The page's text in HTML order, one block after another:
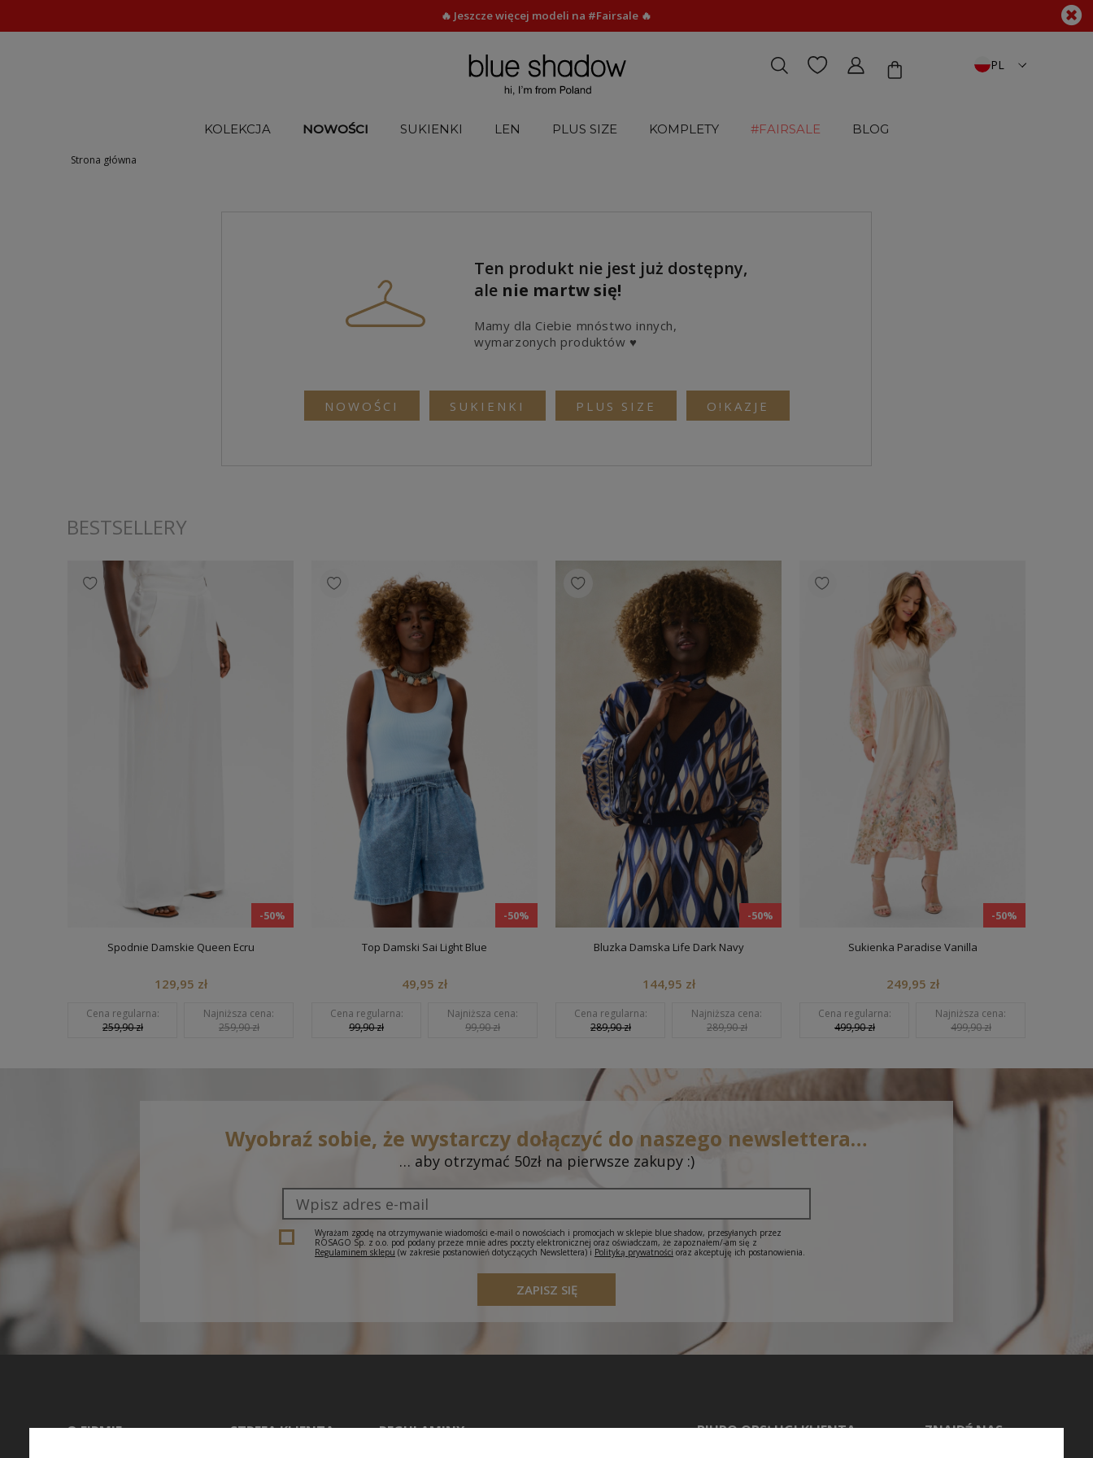
🔥 Jeszcze więcej modeli na #Fairsale 🔥
PL
KOLEKCJA NOWOŚCI SUKIENKI LEN PLUS SIZE KOMPLETY #FAIRSALE BLOG
Strona główna
Ten produkt nie jest już dostępny,
ale nie martw się!
Mamy dla Ciebie mnóstwo innych,
wymarzonych produktów ♥
NOWOŚCI SUKIENKI PLUS SIZE O!KAZJE
BESTSELLERY
-50%
Spodnie Damskie Queen Ecru
129,95 zł
Cena regularna:
259,90 zł
Najniższa cena:
259,90 zł
-50%
Top Damski Sai Light Blue
49,95 zł
Cena regularna:
99,90 zł
Najniższa cena:
99,90 zł
-50%
Bluzka Damska Life Dark Navy
144,95 zł
Cena regularna:
289,90 zł
Najniższa cena:
289,90 zł
-50%
Sukienka Paradise Vanilla
249,95 zł
Cena regularna:
499,90 zł
Najniższa cena:
499,90 zł
Wyobraź sobie, że wystarczy dołączyć do naszego newslettera…
… aby otrzymać 50zł na pierwsze zakupy :)
Wyrażam zgodę na otrzymywanie wiadomości e-mail o nowościach i promocjach w sklepie blue shadow, przesyłanych przez
ROSAGO Sp. z o.o. pod podany przeze mnie adres poczty elektronicznej oraz oświadczam, że zapoznałem/-am się z
Regulaminem sklepu (w zakresie postanowień dotyczących Newslettera) i Polityką prywatności oraz akceptuję ich postanowienia.
ZAPISZ SIĘ
O FIRMIE STREFA KLIENTA REGULAMINY BIURO OBSŁUGI KLIENTA ZNAJDŹ NAS